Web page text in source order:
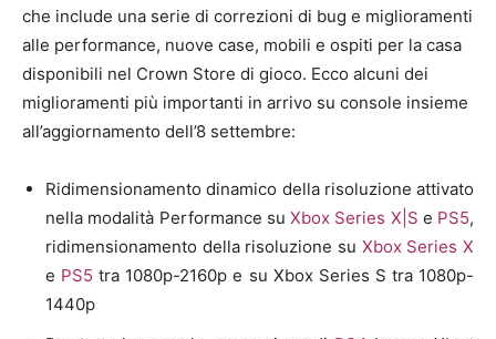
che include una serie di correzioni di bug e miglioramenti
alle performance, nuove case, mobili e ospiti per la casa
disponibili nel Crown Store di gioco. Ecco alcuni dei
miglioramenti più importanti in arrivo su console insieme
all’aggiornamento dell’8 settembre:
Ridimensionamento dinamico della risoluzione attivato
nella modalità Performance su Xbox Series X|S e PS5,
ridimensionamento della risoluzione su Xbox Series X
e PS5 tra 1080p-2160p e su Xbox Series S tra 1080p-
1440p